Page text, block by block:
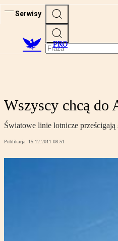
Serwisy
PRO
Wszyscy chcą do
Światowe linie lotnicze
Publikacja: 15.12.2011 08:51